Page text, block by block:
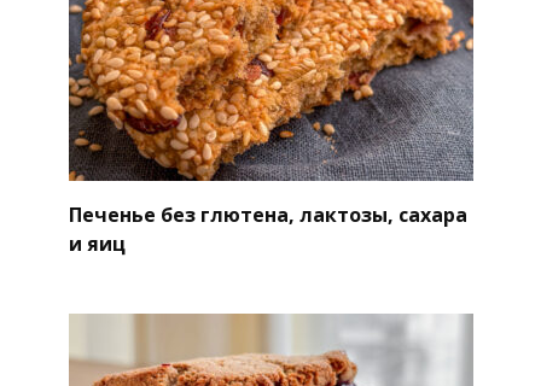
Печенье без глютена, лактозы, сахара
и яиц